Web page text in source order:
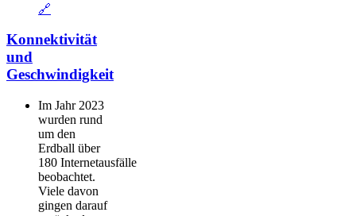
🔗
Konnektivität
und
Geschwindigkeit
Im Jahr 2023
wurden rund
um den
Erdball über
180 Internetausfälle
beobachtet.
Viele davon
gingen darauf